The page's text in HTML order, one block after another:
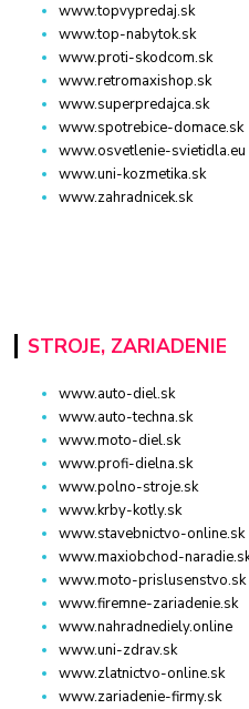
www.topvypredaj.sk
www.top-nabytok.sk
www.proti-skodcom.sk
www.retromaxishop.sk
www.superpredajca.sk
www.spotrebice-domace.sk
www.osvetlenie-svietidla.eu
www.uni-kozmetika.sk
www.zahradnicek.sk
STROJE, ZARIADENIE
www.auto-diel.sk
www.auto-techna.sk
www.moto-diel.sk
www.profi-dielna.sk
www.polno-stroje.sk
www.krby-kotly.sk
www.stavebnictvo-online.sk
www.maxiobchod-
www.moto-prislusenstvo.sk
www.firemne-zariadenie.sk
www.nahradnediely.online
www.uni-zdrav.sk
www.zlatnictvo-online.sk
www.zariadenie-firmy.sk